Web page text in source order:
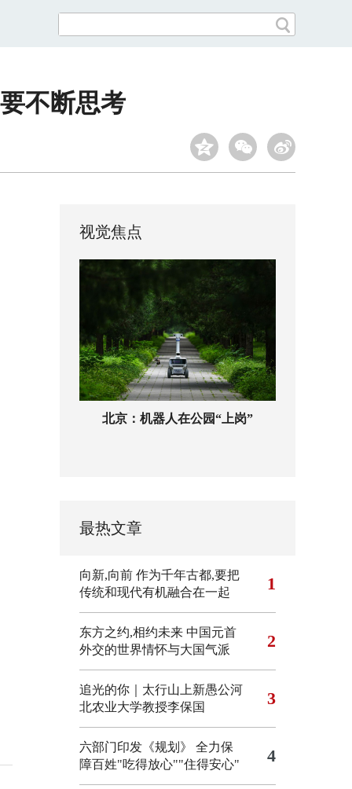
不断思考
视觉焦点
北京：机器人在公园“上岗”
最热文章
向新,向前 作为千年古都,要把
传统和现代有机融合在一起
1
东方之约,相约未来 中国元首
外交的世界情怀与大国气派
2
追光的你｜太行山上新愚公河
北农业大学教授李保国
3
六部门印发《规划》 全力保
障百姓"吃得放心""住得安心"
4